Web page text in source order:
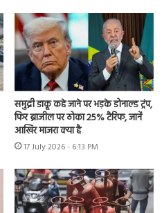
समुद्री डाकू कहे जाने पर भड़के डोनाल्ड ट्रंप,
फिर ब्राजील पर ठोका 25% टैरिफ, जानें
आखिर माजरा क्या है
17 July 2026 - 6:13 PM